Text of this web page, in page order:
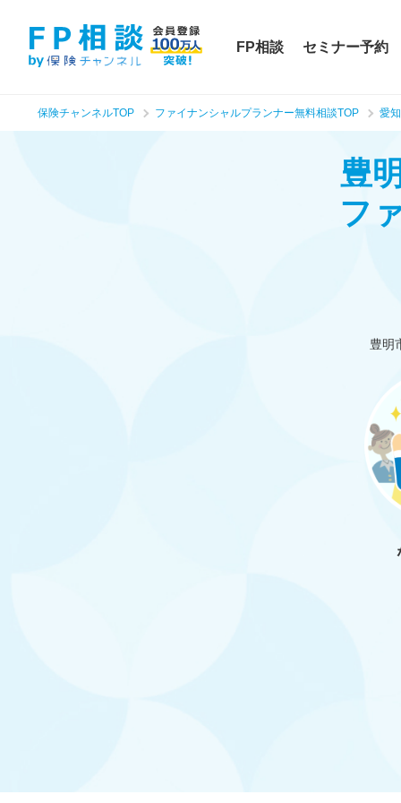
FP相談 セミナー予約
保険チャンネルTOP ファイナンシャルプランナー無料相談TOP 愛
豊
フ
豊明